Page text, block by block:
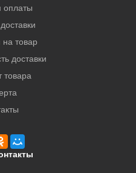
оплаты
на товар
доставки
товара